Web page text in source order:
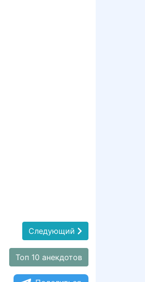
Следующий
Топ 10 анекдотов